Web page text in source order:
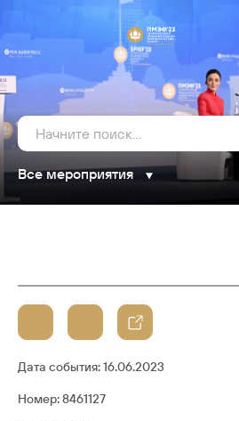
Все мероприятия
Дата события:16.06.2023
Номер: 8461127